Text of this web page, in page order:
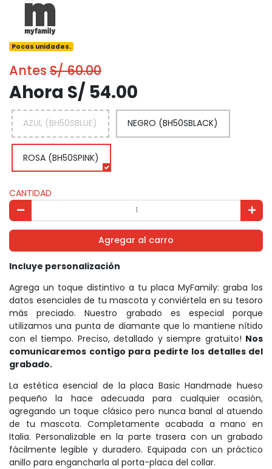
Pocas unidades.
Antes S/ 60.00
Ahora S/ 54.00
AZUL (BH50SBLUE) NEGRO (BH50SBLACK)
ROSA (BH50SPINK)
CANTIDAD
Agregar al carro
Incluye personalización
Agrega un toque distintivo a tu placa MyFamily: graba los
datos esenciales de tu mascota y conviértela en su tesoro
más preciado. Nuestro grabado es especial porque
utilizamos una punta de diamante que lo mantiene nítido
con el tiempo. Preciso, detallado y siempre gratuito! Nos
comunicaremos contigo para pedirte los detalles del
grabado.
La estética esencial de la placa Basic Handmade hueso
pequeño la hace adecuada para cualquier ocasión,
agregando un toque clásico pero nunca banal al atuendo
de tu mascota. Completamente acabada a mano en
Italia. Personalizable en la parte trasera con un grabado
fácilmente legible y duradero. Equipada con un práctico
anillo para engancharla al porta-placa del collar.